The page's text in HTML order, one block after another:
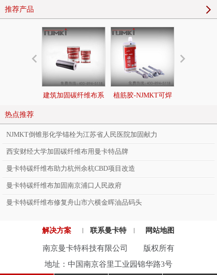
推荐产品
建筑加固碳纤维布系 植筋胶-NJMKT可焊
热点推荐
NJMKT倒锥形化学锚栓为江苏省人民医院加固献力
西安财经大学加固碳纤维布用曼卡特品牌
曼卡特碳纤维布助力杭州余杭CBD项目改造
曼卡特碳纤维布加固南京浦口人民政府
曼卡特碳纤维布修复舟山市六横金晖油品码头
解决方案 联系曼卡特 网站地图
南京曼卡特科技有限公司 版权所有
地址：中国南京谷里工业园锦华路3号